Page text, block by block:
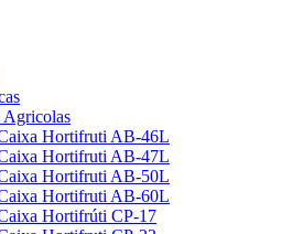
Agricolas
Hortifruti AB-46L
Hortifruti AB-47L
Hortifruti AB-50L
Hortifruti AB-60L
Hortifrúti CP-17